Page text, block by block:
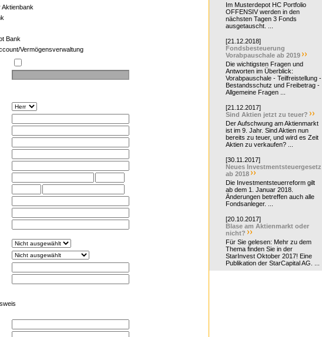
Bank
Vermögensverwaltung
Im Musterdepot HC Portfolio
OFFENSIV werden in den
nächsten Tagen 3 Fonds
ausgetauscht. ...
[21.12.2018]
Fondsbesteuerung
Vorabpauschale ab 2019
Die wichtigsten Fragen und
Antworten im Überblick:
Vorabpauschale - Teilfreistellung -
Bestandsschutz und Freibetrag -
Allgemeine Fragen ...
[21.12.2017]
Sind Aktien jetzt zu teuer?
Der Aufschwung am Aktienmarkt
ist im 9. Jahr. Sind Aktien nun
bereits zu teuer, und wird es Zeit
Aktien zu verkaufen? ...
[30.11.2017]
Neues Investmentsteuergesetz
ab 2018
Die Investmentsteuerreform gilt
ab dem 1. Januar 2018.
Änderungen betreffen auch alle
Fondsanleger. ...
[20.10.2017]
Blase am Aktienmarkt oder
nicht?
Für Sie gelesen: Mehr zu dem
Thema finden Sie in der
StarInvest Oktober 2017! Eine
Publikation der StarCapital AG. ...